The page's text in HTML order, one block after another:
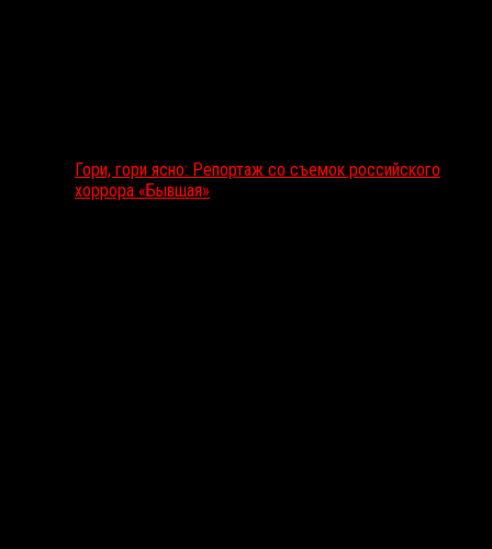
Гори, гори ясно: Репортаж со съемок российского
хоррора «Бывшая»